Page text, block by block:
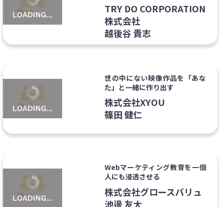
TRY DO CORPORATION
株式会社
越後谷 貴志
世の中にない映像作品を「あな
た」と一緒に作り出す
株式会社XYOU
篠田 健仁
Webマーケティング教育を一個
人にも浸透させる
株式会社グロースバリュ
池邊 友大